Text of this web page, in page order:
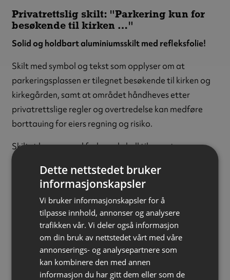
Privatrettslig skilt: "Parkering kun for
besøkende til kirken …"
Solid og holdbart aluminiumsskilt med refleksfolie!
Skilt med symbol og tekst som opplyser om at
parkeringsplassen er tilegnet besøkende til kirken og
kirkegården, samt at området håndheves etter
privatrettslige regler og overtredelse kan medføre
borttauing for eiers regning og risiko.
Skiltet leveres med forborede hull tilpasset
Reflektiv:Ja
Refleksklasse:Klasse 1
Materiale:Aluminium
Tykkelse:3 mm
Størrelse: 600 x 800 mm
FDV-dokumentasjon
Last ned (137.63 kB)
Dette nettstedet bruker
informasjonskapsler
Vi bruker informasjonskapsler for å
tilpasse innhold, annonser og analysere
trafikken vår. Vi deler også informasjon
om din bruk av nettstedet vårt med våre
annonserings- og analysepartnere som
kan kombinere den med annen
informasjon du har gitt dem eller som de